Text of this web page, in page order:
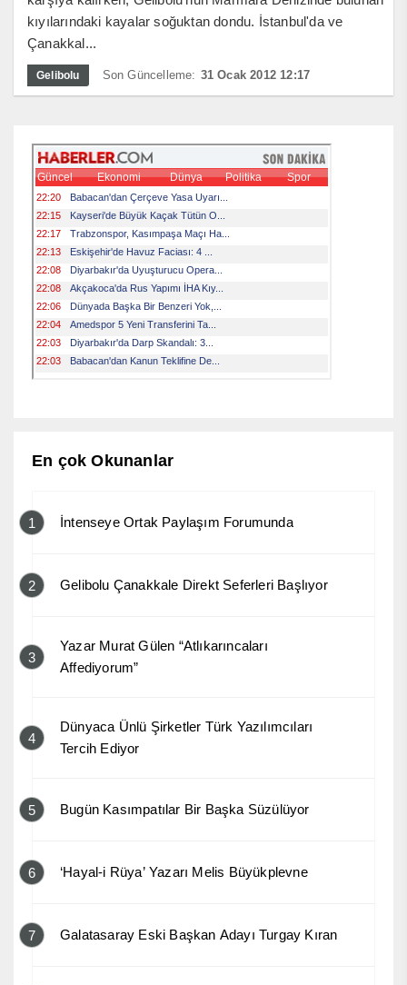
kıyılarındaki kayalar soğuktan dondu. İstanbul'da ve
Çanakkal...
Gelibolu Son Güncelleme: 31 Ocak 2012 12:17
En çok Okunanlar
1 İntenseye Ortak Paylaşım Forumunda
2 Gelibolu Çanakkale Direkt Seferleri Başlıyor
3
Yazar Murat Gülen “Atlıkarıncaları
Affediyorum”
4
Dünyaca Ünlü Şirketler Türk Yazılımcıları
Tercih Ediyor
5 Bugün Kasımpatılar Bir Başka Süzülüyor
6 ‘Hayal-i Rüya’ Yazarı Melis Büyükplevne
7 Galatasaray Eski Başkan Adayı Turgay Kıran